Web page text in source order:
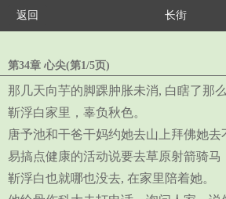
返回 长街
第34章 心尖(第1/5页)
那几天向芋的脚踝肿胀未消, 白瞎了那
靳浮白家里，辜负秋色。
唐予池和干爸干妈约她去山上拜佛她去
易搞点健康的活动说要去草原射箭骑马
靳浮白也就哪也没去, 在家里陪着她。